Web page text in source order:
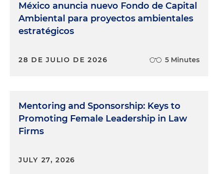
México anuncia nuevo Fondo de Capital
Ambiental para proyectos ambientales
estratégicos
28 DE JULIO DE 2026 5 Minutes
Mentoring and Sponsorship: Keys to
Promoting Female Leadership in Law
Firms
JULY 27, 2026